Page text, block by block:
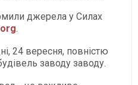
джерела у Силах
.
24 вересня, повністю
заводу заводу.